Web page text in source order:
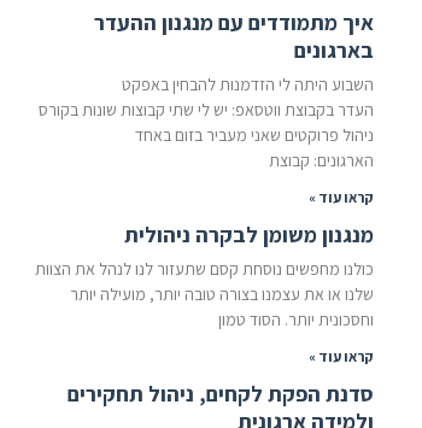
איך מתמודדים עם מנגנון ההעדר
בארגונים
השבוע היתה לי הזדמנות להבחין באפקט
העדר בקבוצת ווטסאפ: יש לי שתי קבוצות שונות בקורס
ניהול פרוקטים שאני מעביר בזום באחד
הארגונים: קבוצת
קראו עוד »
מנגנון משומן לבקרה ניהולית
כולנו מחפשים נוסחת קסם שתעזור לנו לנהל את הצוות
שלנו או את עצמנו בצורה טובה יותר, מועילה יותר
וחסכונית יותר. הסוד טמון
קראו עוד »
סדנת הפקת לקחים, ניהול תחקירים
ולמידה ארגונית